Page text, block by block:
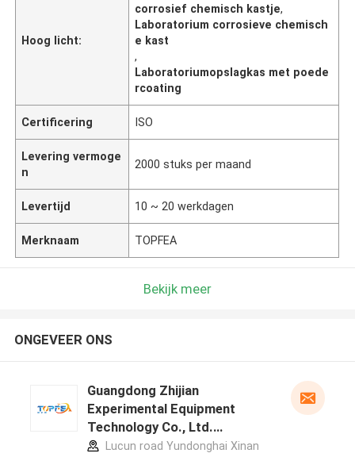
Hoog licht:
corrosief chemisch kastje,
Laboratorium corrosieve chemisch
e kast
,
Laboratoriumopslagkas met poede
rcoating
Certificering ISO
Levering vermoge
n
2000 stuks per maand
Levertijd 10 ~ 20 werkdagen
Merknaam TOPFEA
Bekijk meer
ONGEVEER ONS
Guangdong Zhijian
Experimental Equipment
Technology Co., Ltd.
fabrikant profiel
Lucun road Yundonghai Xinan